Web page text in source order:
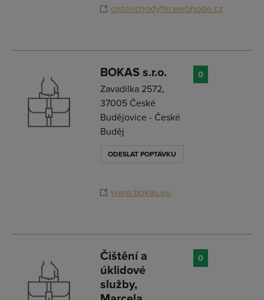
cistevchodyfm.webnode.cz
BOKAS s.r.o.
Zavadilka 2572,
37005 České
Budějovice - České
Buděj
ODESLAT POPTÁVKU
www.bokas.eu
0
Čištění a
úklidové
služby,
0